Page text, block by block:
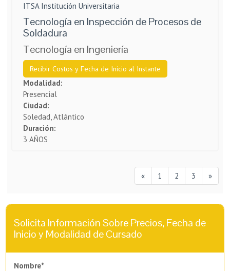
ITSA Institución Universitaria
Tecnología en Inspección de Procesos de
Soldadura
Tecnología en Ingeniería
Recibir Costos y Fecha de Inicio al Instante
Modalidad:
Presencial
Ciudad:
Soledad, Atlántico
Duración:
3 AÑOS
« 1 2 3 »
Solicita Información Sobre Precios, Fecha de
Inicio y Modalidad de Cursado
Nombre*